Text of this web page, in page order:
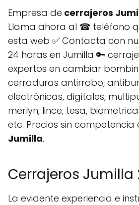
Empresa de cerrajeros
Llama ahora al ☎ teléfono
esta web ✅ Contacta con
24 horas en Jumilla 🔑
expertos en cambiar
cerraduras antirrobo,
electrónicas, digitales,
merlyn, lince, tesa,
etc. Precios sin competencia
Jumilla.
Cerrajeros Jumilla
La evidente experiencia e